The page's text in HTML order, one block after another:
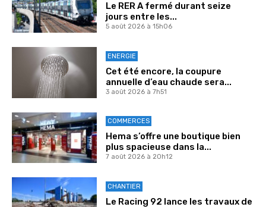
Le RER A fermé durant seize
jours entre les...
5 août 2026 à 15h06
ENERGIE
Cet été encore, la coupure
annuelle d’eau chaude sera...
3 août 2026 à 7h51
COMMERCES
Hema s’offre une boutique bien
plus spacieuse dans la...
7 août 2026 à 20h12
CHANTIER
Le Racing 92 lance les travaux de